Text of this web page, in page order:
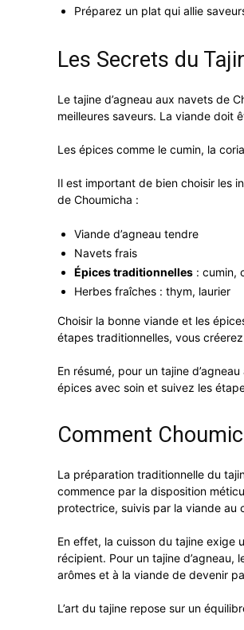
Préparez un plat qui allie
Les Secrets du
Le tajine d’agneau aux navets de
meilleures saveurs. La viande doit
Les épices comme le cumin, la
Il est important de bien choisir les
de Choumicha :
Viande d’agneau tendre
Navets frais
Épices traditionnelles : cumin,
Herbes fraîches : thym, laurier
Choisir la bonne viande et les
étapes traditionnelles, vous
En résumé, pour un tajine
épices avec soin et suivez les
Comment
La préparation traditionnelle du
commence par la disposition
protectrice, suivis par la viande au
En effet, la cuisson du tajine exige
récipient. Pour un tajine d’agneau,
arômes et à la viande de devenir
L’art du tajine repose sur un